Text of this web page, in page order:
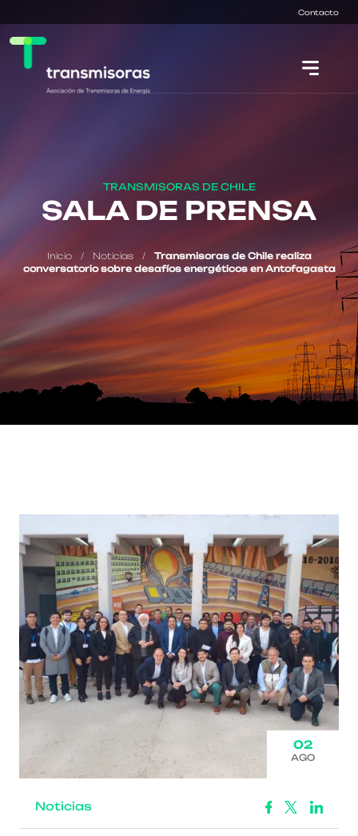
Contacto
TRANSMISORAS DE CHILE
SALA DE PRENSA
Inicio / Noticias /
Transmisoras de Chile realiza
conversatorio sobre desafíos energéticos en Antofagasta
02
AGO
Noticias